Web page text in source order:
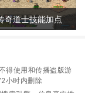
奇道士技能加点
得使用和传播盗版游
小时内删除